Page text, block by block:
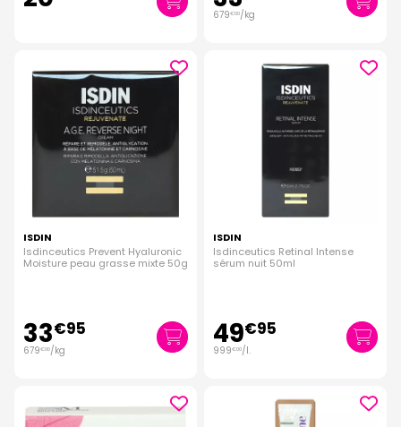
679€00/kg
ISDIN
Isdinceutics Prevent Hyaluronic
Moisture peau grasse mixte 50g
33€95
679€00/kg
ISDIN
Isdinceutics Retinal Intense
sérum nuit 50ml
49€95
999€00/l.